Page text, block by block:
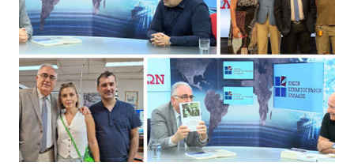
Αριστοτελείου Πανεπιστημίου Θεσσαλονίκης. Έχει κάνει επίσης
σπουδές στη μουσική, την ιστορία της τέχνης και τη φιλολογία
στην Ελλάδα και το εξωτερικό. Από το 2008 ασχολείται με την
πολιτιστική δημοσιογραφία και διατηρεί τον πολιτιστικό ιστότοπο
ART.harbour. Έζησε κα...